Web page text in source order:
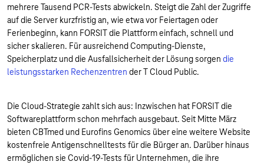
mehrere Tausend PCR-Tests abwickeln. Steigt die Zahl der Zugriffe
auf die Server kurzfristig an, wie etwa vor Feiertagen oder
Ferienbeginn, kann FORSIT die Plattform einfach, schnell und
sicher skalieren. Für ausreichend Computing-Dienste,
Speicherplatz und die Ausfallsicherheit der Lösung sorgen die
leistungsstarken Rechenzentren der T Cloud Public.
Die Cloud-Strategie zahlt sich aus: Inzwischen hat FORSIT die
Softwareplattform schon mehrfach ausgebaut. Seit Mitte März
bieten CBTmed und Eurofins Genomics über eine weitere Website
kostenfreie Antigenschnelltests für die Bürger an. Darüber hinaus
ermöglichen sie Covid-19-Tests für Unternehmen, die ihre